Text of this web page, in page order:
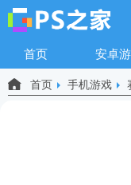
首页 安卓
首页 手机游戏